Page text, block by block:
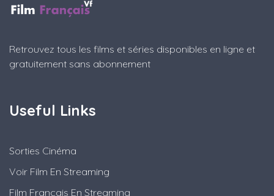
Retrouvez tous les films et séries disponibles en ligne et
gratuitement sans abonnement
Useful Links
Sorties Cinéma
Voir Film En Streaming
Film Francais En Streaming